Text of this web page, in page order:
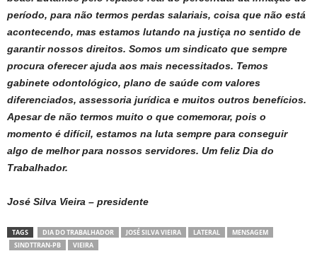
período, para não termos perdas salariais, coisa que não está
acontecendo, mas estamos lutando na justiça no sentido de
garantir nossos direitos. Somos um sindicato que sempre
procura oferecer ajuda aos mais necessitados. Temos
gabinete odontológico, plano de saúde com valores
diferenciados, assessoria jurídica e muitos outros benefícios.
Apesar de não termos muito o que comemorar, pois o
momento é difícil, estamos na luta sempre para conseguir
algo de melhor para nossos servidores. Um feliz Dia do
Trabalhador.
José Silva Vieira – presidente
TAGS DIA DO TRABALHADOR JOSÉ SILVA VIEIRA LATERAL
MENSAGEM
SINDTTRAN-PB
VIEIRA